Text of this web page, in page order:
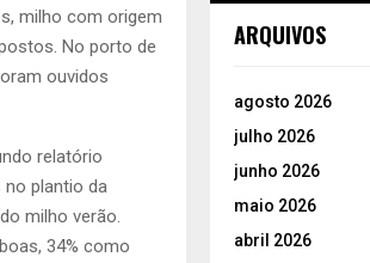
milho com origem
No porto de
ouvidos
relatório
no plantio da
milho verão.
34% como
ARQUIVOS
agosto 2026
julho 2026
junho 2026
maio 2026
abril 2026